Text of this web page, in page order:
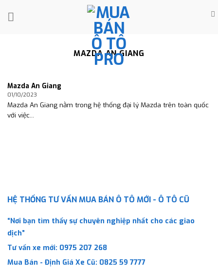
MAZDA AN GIANG
Mazda An Giang
01/10/2023
Mazda An Giang nằm trong hệ thống đại lý Mazda trên toàn quốc
với việc...
HỆ THỐNG TƯ VẤN MUA BÁN Ô TÔ MỚI - Ô TÔ CŨ
“Nơi bạn tìm thấy sự chuyên nghiệp nhất cho các giao
dịch”
Tư vấn xe mới: 0975 207 268
Mua Bán - Định Giá Xe Cũ: 0825 59 7777